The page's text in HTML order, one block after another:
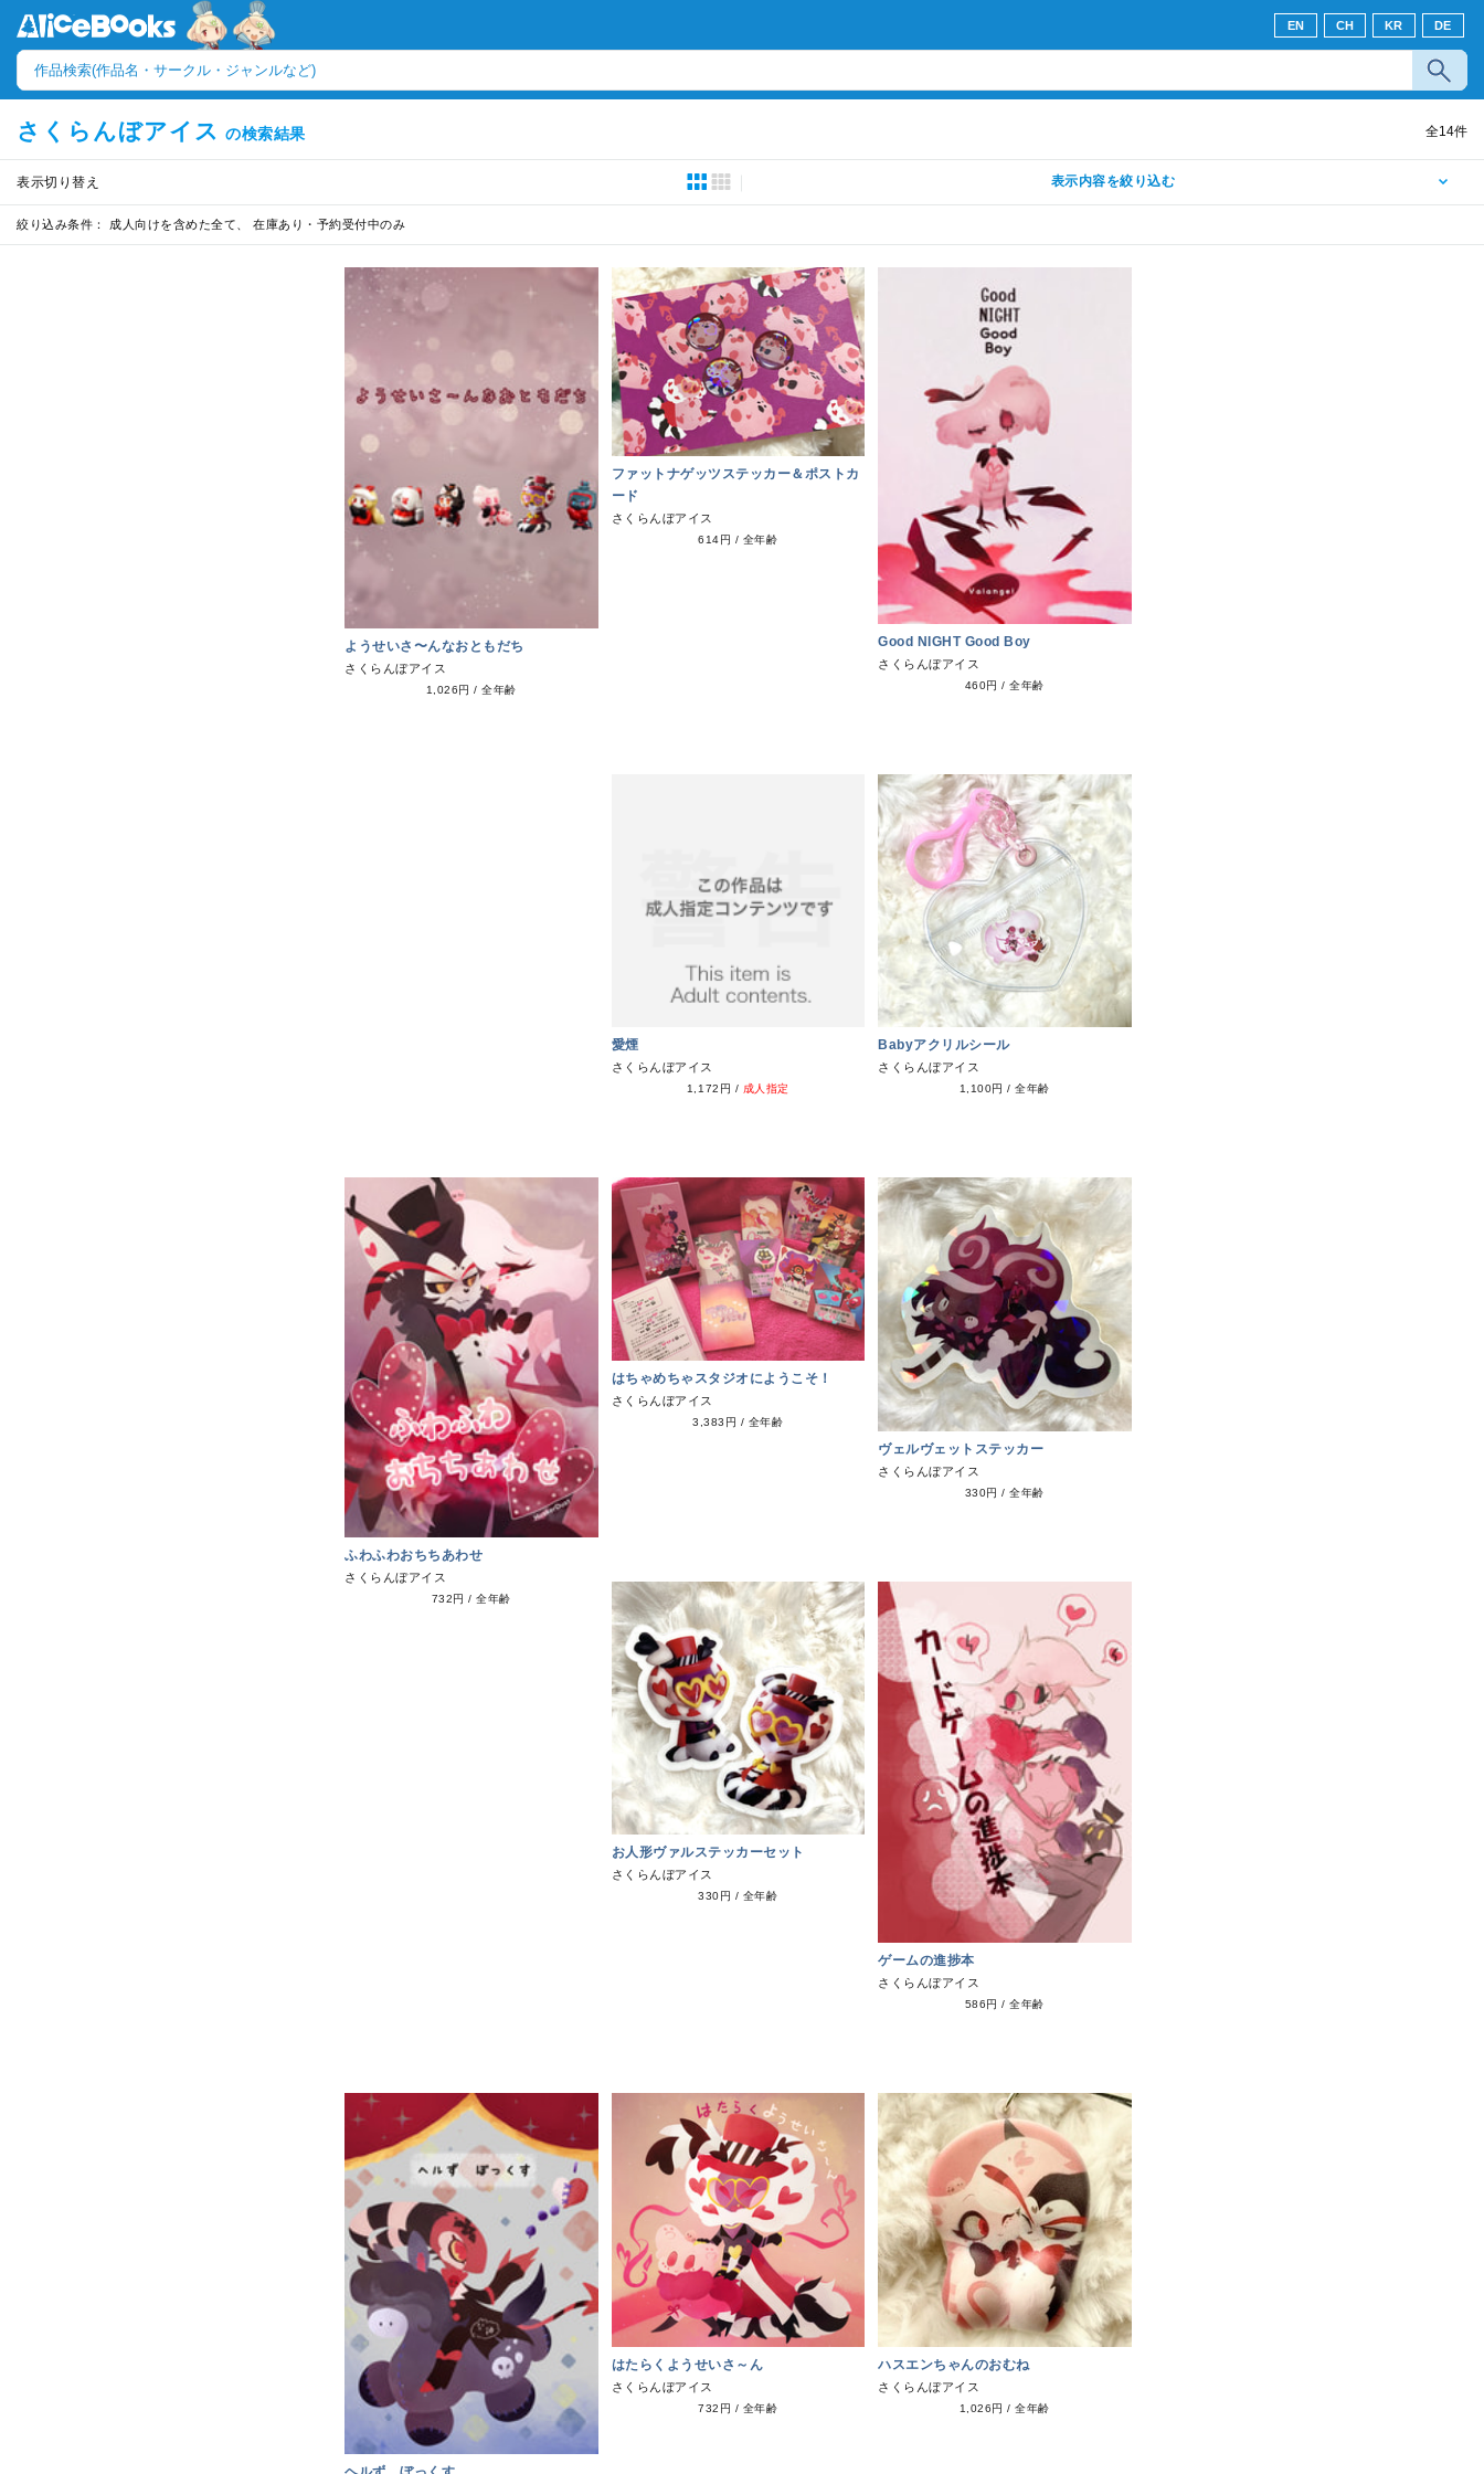
EN CH KR DE
さくらんぼアイス の検索結果 全14件
表示切り替え 表示内容を絞り込む
絞り込み条件： 成人向けを含めた全て、 在庫あり・予約受付中のみ
ようせいさ〜んなおともだち
さくらんぼアイス
1,026円 /全年齢
ファットナゲッツステッカー＆ポストカ
ード
さくらんぼアイス
614円 / 全年齢
Good NIGHT Good Boy
さくらんぼアイス
460円 /全年齢
愛煙
さくらんぼアイス
1,172円 / 成人指定
Babyアクリルシール
さくらんぼアイス
1,100円 /全年齢
ふわふわおちちあわせ
さくらんぼアイス
732円 /全年齢
はちゃめちゃスタジオにようこそ！
さくらんぼアイス
3,383円 / 全年齢
ヴェルヴェットステッカー
さくらんぼアイス
330円 /全年齢
お人形ヴァルステッカーセット
さくらんぼアイス
330円 / 全年齢
ゲームの進捗本
さくらんぼアイス
586円 /全年齢
はたらくようせいさ～ん
さくらんぼアイス
732円 / 全年齢
ハスエンちゃんのおむね
さくらんぼアイス
1,026円 /全年齢